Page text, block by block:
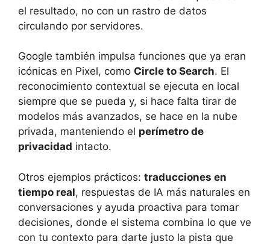
el resultado, no con un rastro de datos
circulando por servidores.
Google también impulsa funciones que ya eran
icónicas en Pixel, como Circle to Search. El
reconocimiento contextual se ejecuta en local
siempre que se pueda y, si hace falta tirar de
modelos más avanzados, se hace en la nube
privada, manteniendo el perímetro de
privacidad intacto.
Otros ejemplos prácticos: traducciones en
tiempo real, respuestas de IA más naturales en
conversaciones y ayuda proactiva para tomar
decisiones, donde el sistema combina lo que ve
con tu contexto para darte justo la pista que